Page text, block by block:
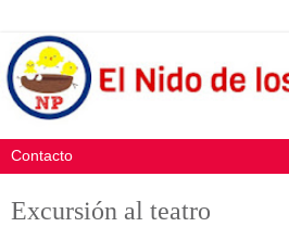
Excursión al teatro